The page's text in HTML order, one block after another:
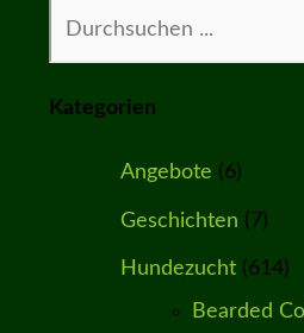
Suchen
Kategorien
Angebote (6)
Geschichten (7)
Hundezucht (614)
Bearded